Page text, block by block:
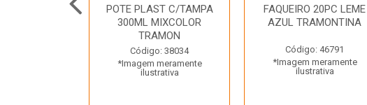
POTE PLAST C/TAMPA
300ML MIXCOLOR
TRAMON
Código: 38034
*Imagem meramente
ilustrativa
FAQUEIRO 20PC LEME
AZUL TRAMONTINA
Código: 46791
*Imagem meramente
ilustrativa